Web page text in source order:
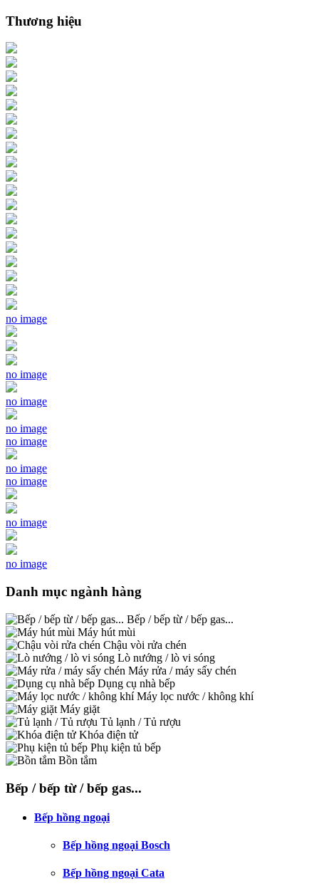
Thương hiệu
no image
no image
no image
no image
no image
no image
no image
no image
no image
Danh mục ngành hàng
Bếp / bếp từ / bếp gas...
Máy hút mùi
Chậu vòi rửa chén
Lò nướng / lò vi sóng
Máy rửa / máy sấy chén
Dụng cụ nhà bếp
Máy lọc nước / không khí
Máy giặt
Tủ lạnh / Tủ rượu
Khóa điện tử
Phụ kiện tủ bếp
Bồn tắm
Bếp / bếp từ / bếp gas...
Bếp hồng ngoại
Bếp hồng ngoại Bosch
Bếp hồng ngoại Cata